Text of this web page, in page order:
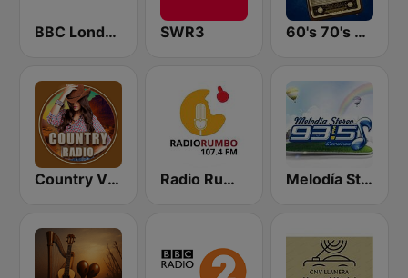
BBC London SWR3 60's 70's Oldies
Country Vibes Radio Rumbo 107.4 FM Melodía Stereo